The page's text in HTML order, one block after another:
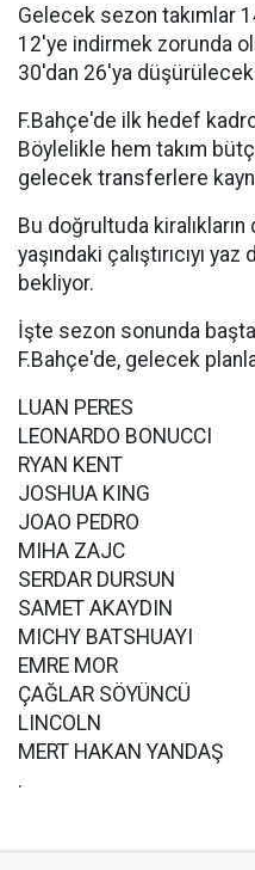
Gelecek sezon takımlar
12'ye indirmek zorunda
30'dan 26'ya
F.Bahçe'de ilk hedef
Böylelikle hem takım
gelecek transferlere
Bu doğrultuda
yaşındaki çalıştırıcıyı
bekliyor.
İşte sezon sonunda
F.Bahçe'de, gelecek
LUAN PERES
LEONARDO BONUCCI
RYAN KENT
JOSHUA KING
JOAO PEDRO
MIHA ZAJC
SERDAR DURSUN
SAMET AKAYDIN
MICHY BATSHUAYI
EMRE MOR
ÇAĞLAR SÖYÜNCÜ
LINCOLN
MERT HAKAN YANDAŞ
.